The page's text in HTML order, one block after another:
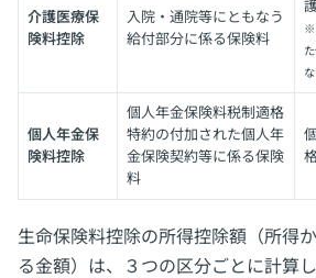
介護医療保
険料控除
入院・通院等にともなう
給付部分に係る保険料
※
個人年金保
険料控除
個人年金保険料税制適格
特約の付加された個人年
金保険契約等に係る保険
料
生命保険料控除の所得控除額（所得
る金額）は、３つの区分ごとに計算